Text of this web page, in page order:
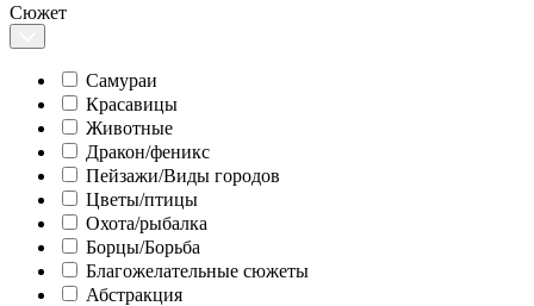
Сюжет
Самураи
Красавицы
Животные
Дракон/феникс
Пейзажи/Виды городов
Цветы/птицы
Охота/рыбалка
Борцы/Борьба
Благожелательные сюжеты
Абстракция